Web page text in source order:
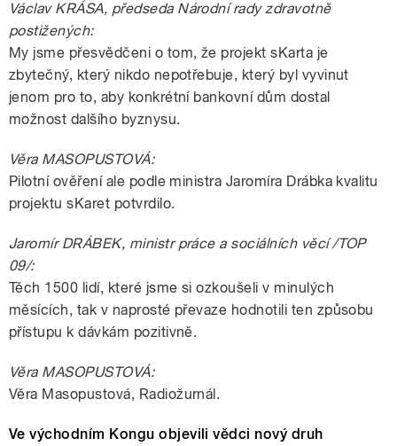
Václav KRÁSA, předseda Národní rady zdravotně
postižených:
My jsme přesvědčeni o tom, že projekt sKarta je
zbytečný, který nikdo nepotřebuje, který byl vyvinut
jenom pro to, aby konkrétní bankovní dům dostal
možnost dalšího byznysu.
Věra MASOPUSTOVÁ:
Pilotní ověření ale podle ministra Jaromíra Drábka kvalitu
projektu sKaret potvrdilo.
Jaromír DRÁBEK, ministr práce a sociálních věcí /TOP
09/:
Těch 1500 lidí, které jsme si ozkoušeli v minulých
měsících, tak v naprosté převaze hodnotili ten způsobu
přístupu k dávkám pozitivně.
Věra MASOPUSTOVÁ:
Věra Masopustová, Radiožurnál.
Ve východním Kongu objevili vědci nový druh